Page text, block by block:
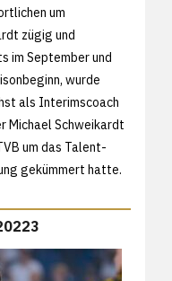
um
zügig und
im September und
wurde
als Interimscoach
Michael Schweikardt
um das Talent-
gekümmert hatte.